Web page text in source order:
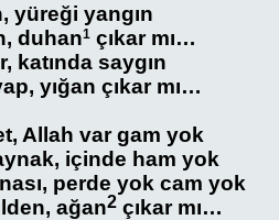
yüreği yangın
duhan1çıkar mı…
katında saygın
yığan çıkar mı…
Allah var gam yok
içinde ham yok
perde yok cam yok
ağan2çıkar mı…